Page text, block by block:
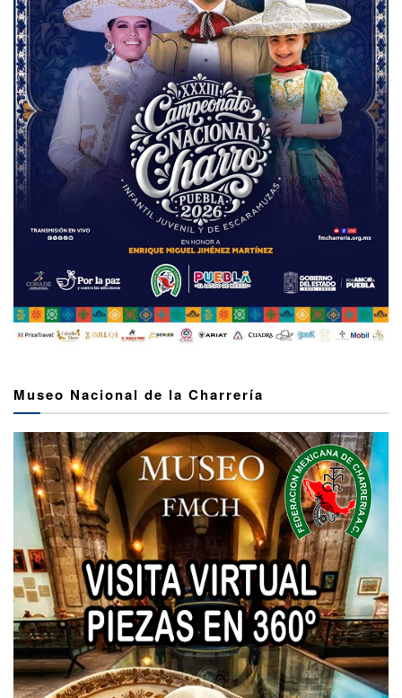
Museo Nacional de la Charrería